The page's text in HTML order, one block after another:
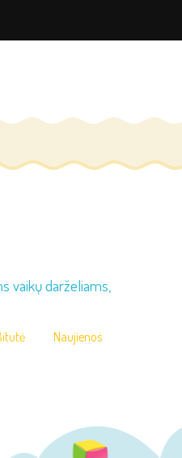
vaikų darželiams,
Naujienos